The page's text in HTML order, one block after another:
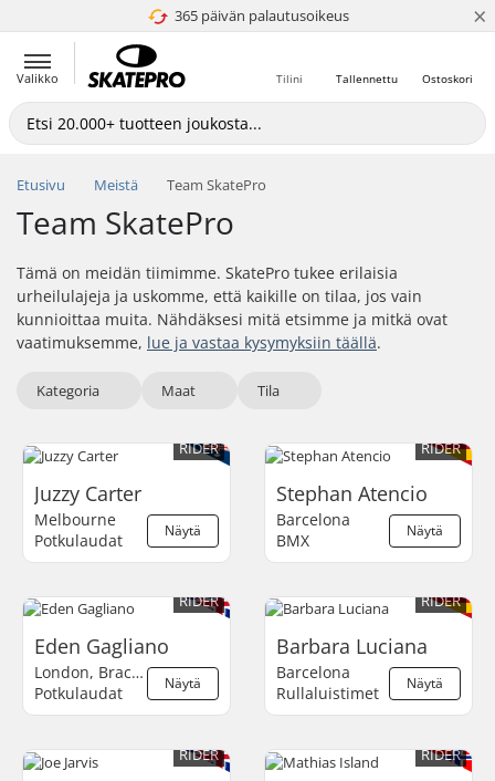
365 päivän palautusoikeus
4.8 / 5 ×
Valikko Ostoskori
Tallennettu
Tilini
Etusivu Meistä Team SkatePro
Team SkatePro
Tämä on meidän tiimimme. SkatePro tukee erilaisia
urheilulajeja ja uskomme, että kaikille on tilaa, jos vain
kunnioittaa muita. Nähdäksesi mitä etsimme ja mitkä ovat
vaatimuksemme, lue ja vastaa kysymyksiin täällä.
Kategoria Maat Tila
RIDER
Juzzy Carter
Näytä
Melbourne
Potkulaudat
RIDER
Stephan Atencio
Näytä
Barcelona
BMX
RIDER
Eden Gagliano
Näytä
London, Bracknell
Potkulaudat
RIDER
Barbara Luciana
Näytä
Barcelona
Rullaluistimet
RIDER RIDER